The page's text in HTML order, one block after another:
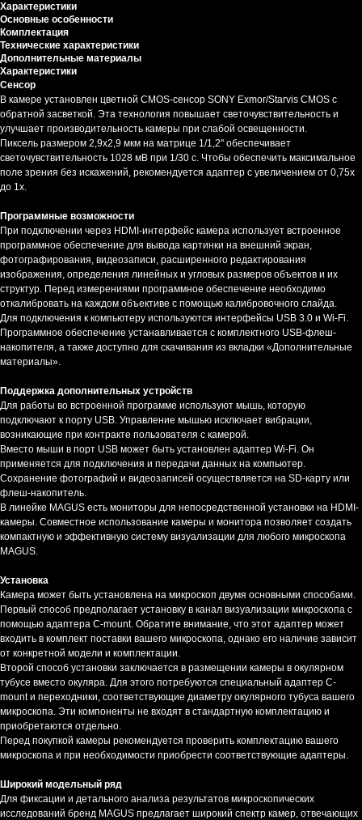
Характеристики
Основные особенности
Комплектация
Технические характеристики
Дополнительные материалы
Характеристики
Сенсор
В камере установлен цветной CMOS-сенсор SONY Exmor/Starvis CMOS с
обратной засветкой. Эта технология повышает светочувствительность и
улучшает производительность камеры при слабой освещенности.
Пиксель размером 2,9x2,9 мкм на матрице 1/1,2'' обеспечивает
светочувствительность 1028 мВ при 1/30 с. Чтобы обеспечить максимальное
поле зрения без искажений, рекомендуется адаптер с увеличением от 0,75х
до 1х.
Программные возможности
При подключении через HDMI-интерфейс камера использует встроенное
программное обеспечение для вывода картинки на внешний экран,
фотографирования, видеозаписи, расширенного редактирования
изображения, определения линейных и угловых размеров объектов и их
структур. Перед измерениями программное обеспечение необходимо
откалибровать на каждом объективе с помощью калибровочного слайда.
Для подключения к компьютеру используются интерфейсы USB 3.0 и Wi-Fi.
Программное обеспечение устанавливается с комплектного USB-флеш-
накопителя, а также доступно для скачивания из вкладки «Дополнительные
материалы».
Поддержка дополнительных устройств
Для работы во встроенной программе используют мышь, которую
подключают к порту USB. Управление мышью исключает вибрации,
возникающие при контракте пользователя с камерой.
Вместо мыши в порт USB может быть установлен адаптер Wi-Fi. Он
применяется для подключения и передачи данных на компьютер.
Сохранение фотографий и видеозаписей осуществляется на SD-карту или
флеш-накопитель.
В линейке MAGUS есть мониторы для непосредственной установки на HDMI-
камеры. Совместное использование камеры и монитора позволяет создать
компактную и эффективную систему визуализации для любого микроскопа
MAGUS.
Установка
Камера может быть установлена на микроскоп двумя основными способами.
Первый способ предполагает установку в канал визуализации микроскопа с
помощью адаптера C-mount. Обратите внимание, что этот адаптер может
входить в комплект поставки вашего микроскопа, однако его наличие зависит
от конкретной модели и комплектации.
Второй способ установки заключается в размещении камеры в окулярном
тубусе вместо окуляра. Для этого потребуются специальный адаптер C-
mount и переходники, соответствующие диаметру окулярного тубуса вашего
микроскопа. Эти компоненты не входят в стандартную комплектацию и
приобретаются отдельно.
Перед покупкой камеры рекомендуется проверить комплектацию вашего
микроскопа и при необходимости приобрести соответствующие адаптеры.
Широкий модельный ряд
Для фиксации и детального анализа результатов микроскопических
исследований бренд MAGUS предлагает широкий спектр камер, отвечающих